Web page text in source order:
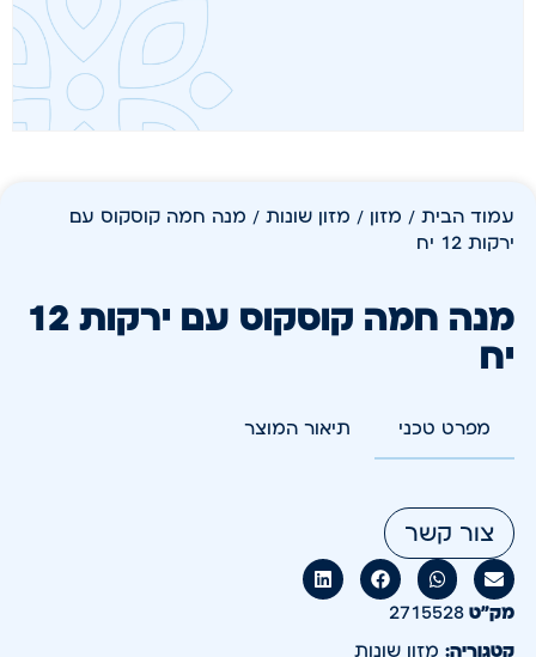
עמוד הבית / מזון / מזון שונות / מנה חמה קוסקוס עם
ירקות 12 יח
מנה חמה קוסקוס עם ירקות 12
יח
מפרט טכני תיאור המוצר
צור קשר
מק״ט 2715528
קטגוריה: מזון שונות